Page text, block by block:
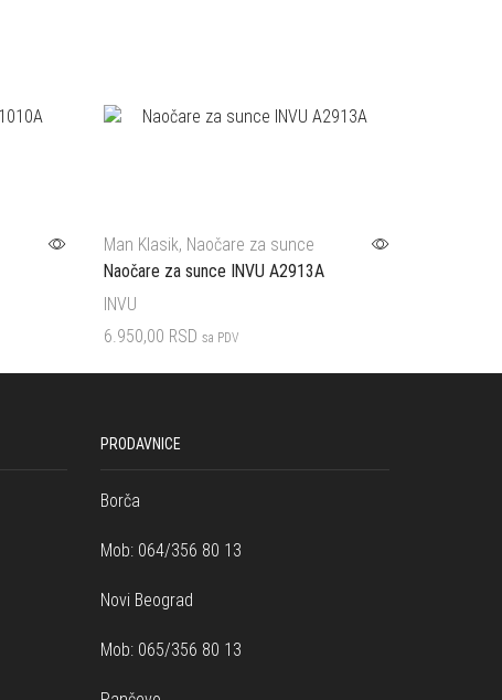
Man Klasik, Naočare za sunce
Naočare za sunce INVU A2913A
INVU
6.950,00 RSD sa PDV
Dodaj u korpu
Dodaj u
PRODAVNICE
Borča
Mob: 064/356 80 13
Novi Beograd
Mob: 065/356 80 13